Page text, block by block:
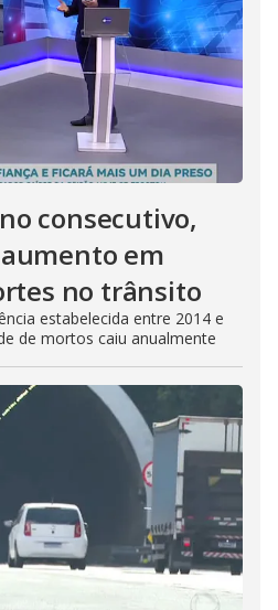
consecutivo,
em
no trânsito
estabelecida entre 2014 e
de mortos caiu anualmente